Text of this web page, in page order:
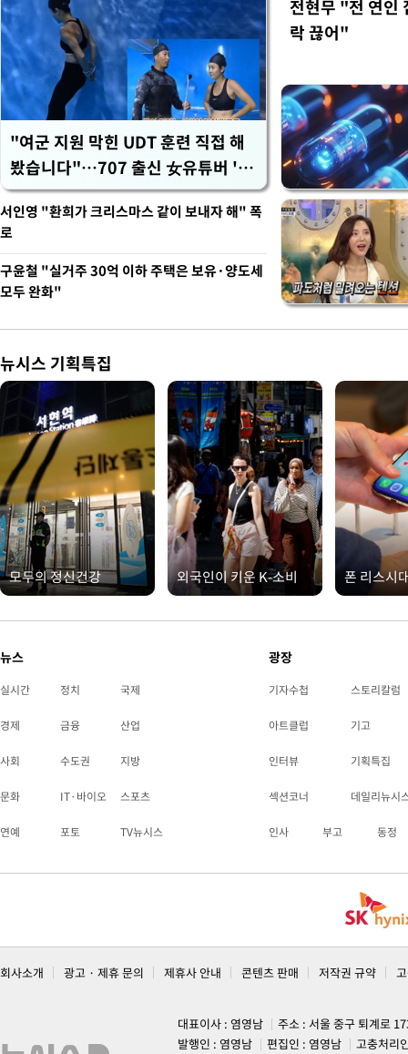
"여군 지원 막힌 UDT 훈련 직접 해
봤습니다"…707 출신 女유튜버 '완
벽 소화'
전현무 "전 연인
락 끊어"
서인영 "환희가 크리스마스 같이 보내자 해" 폭
로
구윤철 "실거주 30억 이하 주택은 보유·양도세
모두 완화"
뉴시스 기획특집
모두의 정신건강 외국인이 키운 K-소비 폰 리스시
뉴스
실시간 정치 국제
경제 금융 산업
사회 수도권 지방
문화 IT·바이오 스포츠
연예 포토 TV뉴시스
광장
기자수첩 스토리칼럼
아트클럽 기고
인터뷰 기획특집
섹션코너 데일리뉴시
인사 부고 동정
회사소개 광고 · 제휴 문의 제휴사 안내 콘텐츠 판매 저작권 규약
대표이사 : 염영남
주소 : 서울 중구 퇴계로
발행인 : 염영남
편집인 : 염영남
고충처리